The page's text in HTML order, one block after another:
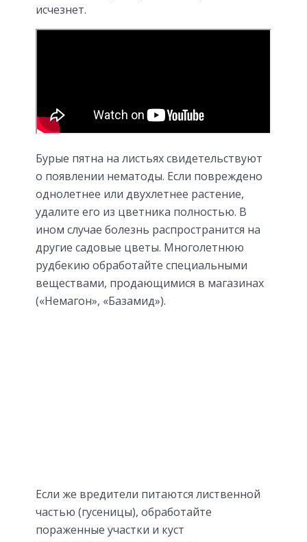
исчезнет.
Бурые пятна на листьях свидетельствуют
о появлении нематоды. Если повреждено
однолетнее или двухлетнее растение,
удалите его из цветника полностью. В
ином случае болезнь распространится на
другие садовые цветы. Многолетнюю
рудбекию обработайте специальными
веществами, продающимися в магазинах
(«Немагон», «Базамид»).
Если же вредители питаются лиственной
частью (гусеницы), обработайте
пораженные участки и куст